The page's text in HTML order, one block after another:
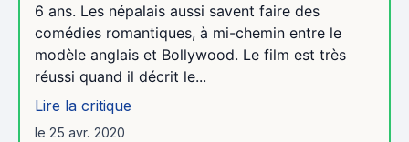
6 ans. Les népalais aussi savent faire des
comédies romantiques, à mi-chemin entre le
modèle anglais et Bollywood. Le film est très
réussi quand il décrit le...
Lire la critique
le 25 avr. 2020